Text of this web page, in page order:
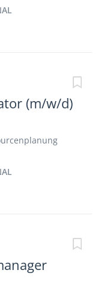
und der
(m/w/d)